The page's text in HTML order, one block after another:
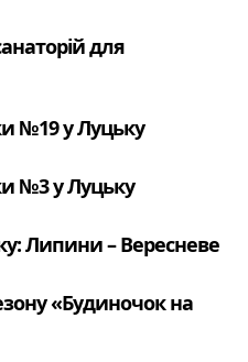
для
№19 у Луцьку
№3 у Луцьку
Липини – Вересневе
«Будиночок на